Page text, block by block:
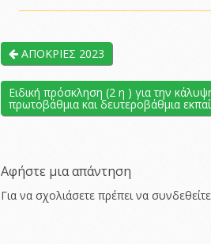
ΑΠΟΚΡΙΕΣ 2023
Ειδική πρόσκληση (2 η ) για την
πρωτοβάθμια και δευτεροβάθμια
Αφήστε μια απάντηση
Για να σχολιάσετε πρέπει να συνδεθείτε